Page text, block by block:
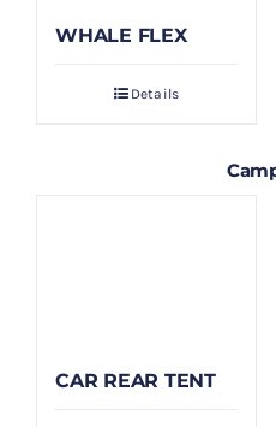
WHALE FLEX
Details
CAR REAR TENT